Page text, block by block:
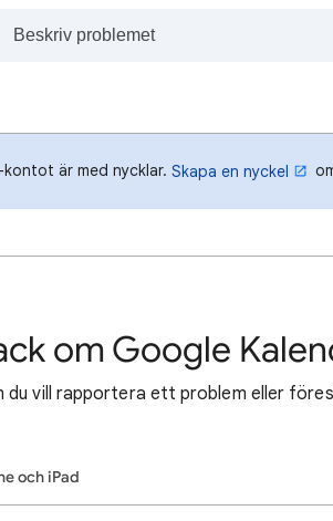
är med nycklar. Skapa en nyckel
om Google
du vill rapportera ett problem eller
och iPad